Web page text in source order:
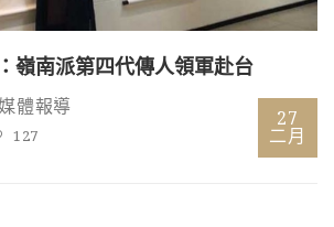
嶺南派第四代傳人領軍赴台
體報導
127
27
二月